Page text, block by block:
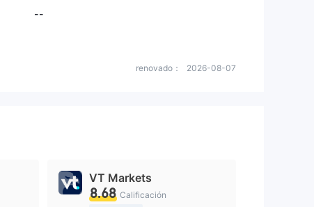
--
renovado： 2026-08-07
VT Markets
8.68 Calificación